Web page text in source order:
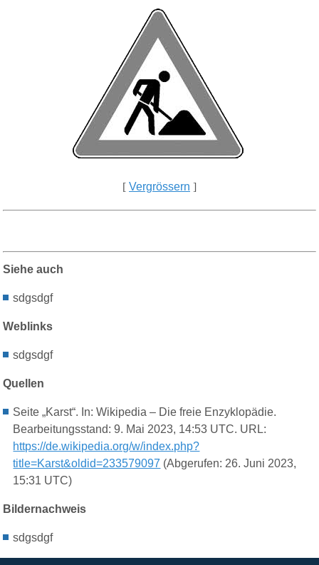
[ Vergrössern ]
Siehe auch
sdgsdgf
Weblinks
sdgsdgf
Quellen
Seite „Karst“. In: Wikipedia – Die freie Enzyklopädie.
Bearbeitungsstand: 9. Mai 2023, 14:53 UTC. URL:
https://de.wikipedia.org/w/index.php?
title=Karst&oldid=233579097 (Abgerufen: 26. Juni 2023,
15:31 UTC)
Bildernachweis
sdgsdgf